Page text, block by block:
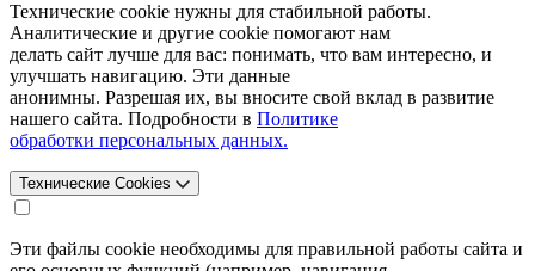
Технические cookie нужны для стабильной работы.
Аналитические и другие cookie помогают нам
делать сайт лучше для вас: понимать, что вам интересно, и
улучшать навигацию. Эти данные
анонимны. Разрешая их, вы вносите свой вклад в развитие
нашего сайта. Подробности в Политике
обработки персональных данных.
Технические Cookies
Эти файлы cookie необходимы для правильной работы сайта и